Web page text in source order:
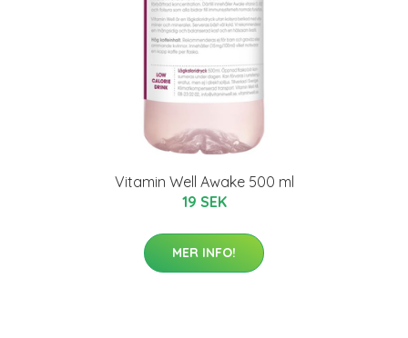
Vitamin Well Awake 500 ml
19 SEK
MER INFO!